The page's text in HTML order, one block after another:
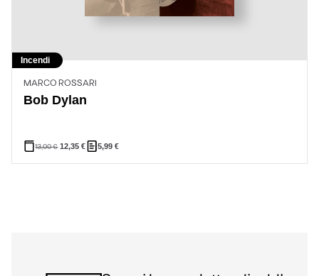
Incendi
MARCO ROSSARI
Bob Dylan
13,00€ 12,35€ 5,99 €